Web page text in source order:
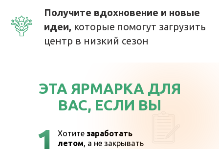
Получите вдохновение и новые
идеи, которые помогут загрузить
центр в низкий сезон
1 Хотите заработать
летом, а не закрывать
ЭТА ЯРМАРКА ДЛЯ
ВАС, ЕСЛИ ВЫ